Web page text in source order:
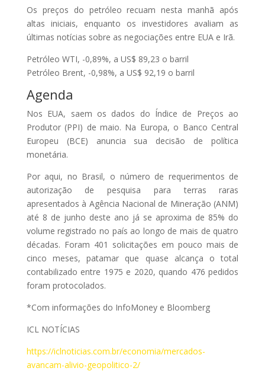
Os preços do petróleo recuam nesta manhã após
altas iniciais, enquanto os investidores avaliam as
últimas notícias sobre as negociações entre EUA e Irã.
Petróleo WTI, -0,89%, a US$ 89,23 o barril
Petróleo Brent, -0,98%, a US$ 92,19 o barril
Agenda
Nos EUA, saem os dados do Índice de Preços ao
Produtor (PPI) de maio. Na Europa, o Banco Central
Europeu (BCE) anuncia sua decisão de política
monetária.
Por aqui, no Brasil, o número de requerimentos de
autorização de pesquisa para terras raras
apresentados à Agência Nacional de Mineração (ANM)
até 8 de junho deste ano já se aproxima de 85% do
volume registrado no país ao longo de mais de quatro
décadas. Foram 401 solicitações em pouco mais de
cinco meses, patamar que quase alcança o total
contabilizado entre 1975 e 2020, quando 476 pedidos
foram protocolados.
*Com informações do InfoMoney e Bloomberg
ICL NOTÍCIAS
https://iclnoticias.com.br/economia/mercados-
avancam-alivio-geopolitico-2/